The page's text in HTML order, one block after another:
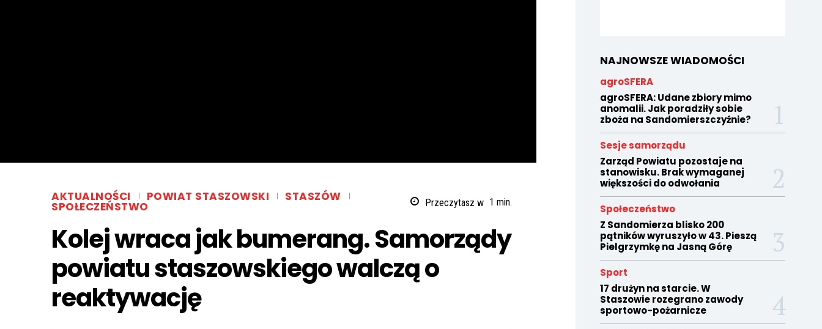
AKTUALNOŚCI POWIAT STASZOWSKI STASZÓW
SPOŁECZEŃSTWO Przeczytasz w 1 min.
Kolej wraca jak bumerang. Samorządy
powiatu staszowskiego walczą o
reaktywację
NAJNOWSZE WIADOMOŚCI
agroSFERA
agroSFERA: Udane zbiory mimo
anomalii. Jak poradziły sobie
zboża na Sandomierszczyźnie?
Sesje samorządu
Zarząd Powiatu pozostaje na
stanowisku. Brak wymaganej
większości do odwołania
Społeczeństwo
Z Sandomierza blisko 200
pątników wyruszyło w 43. Pieszą
Pielgrzymkę na Jasną Górę
Sport
17 drużyn na starcie. W
Staszowie rozegrano zawody
sportowo-pożarnicze